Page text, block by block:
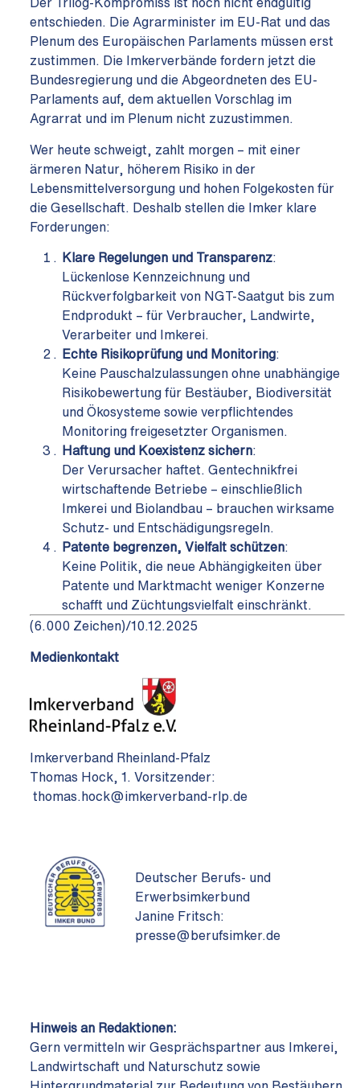
Der Trilog-Kompromiss ist noch nicht endgültig
entschieden. Die Agrarminister im EU-Rat und das
Plenum des Europäischen Parlaments müssen erst
zustimmen. Die Imkerverbände fordern jetzt die
Bundesregierung und die Abgeordneten des EU-
Parlaments auf, dem aktuellen Vorschlag im
Agrarrat und im Plenum nicht zuzustimmen.
Wer heute schweigt, zahlt morgen – mit einer
ärmeren Natur, höherem Risiko in der
Lebensmittelversorgung und hohen Folgekosten für
die Gesellschaft. Deshalb stellen die Imker klare
Forderungen:
Klare Regelungen und Transparenz:
Lückenlose Kennzeichnung und
Rückverfolgbarkeit von NGT-Saatgut bis zum
Endprodukt – für Verbraucher, Landwirte,
Verarbeiter und Imkerei.
Echte Risikoprüfung und Monitoring:
Keine Pauschalzulassungen ohne unabhängige
Risikobewertung für Bestäuber, Biodiversität
und Ökosysteme sowie verpflichtendes
Monitoring freigesetzter Organismen.
Haftung und Koexistenz sichern:
Der Verursacher haftet. Gentechnikfrei
wirtschaftende Betriebe – einschließlich
Imkerei und Biolandbau – brauchen wirksame
Schutz- und Entschädigungsregeln.
Patente begrenzen, Vielfalt schützen:
Keine Politik, die neue Abhängigkeiten über
Patente und Marktmacht weniger Konzerne
schafft und Züchtungsvielfalt einschränkt.
(6.000 Zeichen)/10.12.2025
Medienkontakt
Imkerverband Rheinland-Pfalz
Thomas Hock, 1. Vorsitzender:
thomas.hock@imkerverband-rlp.de
Deutscher Berufs- und
Erwerbsimkerbund
Janine Fritsch:
presse@berufsimker.de
Hinweis an Redaktionen:
Gern vermitteln wir Gesprächspartner aus Imkerei,
Landwirtschaft und Naturschutz sowie